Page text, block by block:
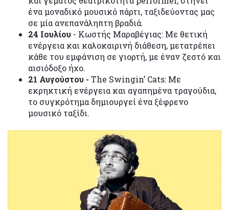
ένα μοναδικό μουσικό πάρτι, ταξιδεύοντας μας
σε μία ανεπανάληπτη βραδιά.
24 Ιουλίου - Κωστής Μαραβέγιας: Με θετική
ενέργεια και καλοκαιρινή διάθεση, μετατρέπει
κάθε του εμφάνιση σε γιορτή, με έναν ζεστό και
αισιόδοξο ήχο.
21 Αυγούστου - The Swingin’ Cats: Με
εκρηκτική ενέργεια και αγαπημένα τραγούδια,
το συγκρότημα δημιουργεί ένα ξέφρενο
μουσικό ταξίδι.